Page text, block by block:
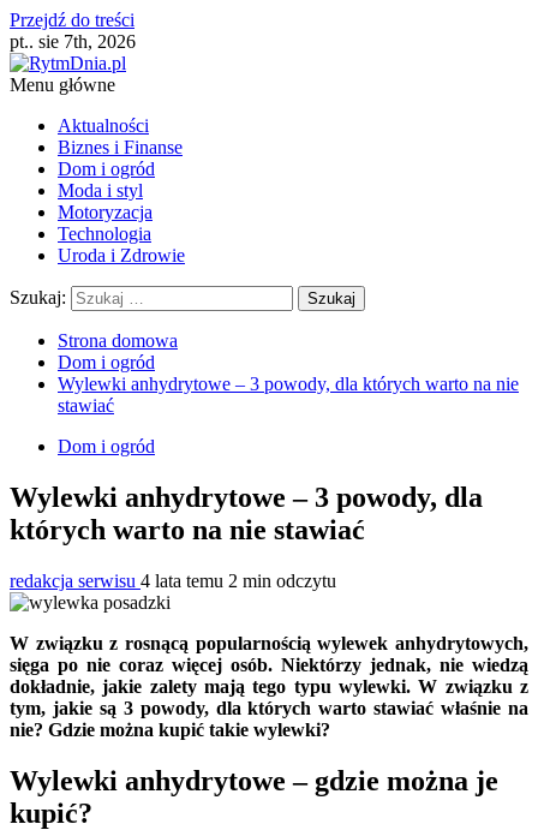
Przejdź do treści
pt.. sie 7th, 2026
Menu główne
Aktualności
Biznes i Finanse
Dom i ogród
Moda i styl
Motoryzacja
Technologia
Uroda i Zdrowie
Szukaj:
Strona domowa
Dom i ogród
Wylewki anhydrytowe – 3 powody, dla których warto na nie
stawiać
Dom i ogród
Wylewki anhydrytowe – 3 powody, dla
których warto na nie stawiać
redakcja serwisu 4 lata temu 2 min odczytu
W związku z rosnącą popularnością wylewek anhydrytowych,
sięga po nie coraz więcej osób. Niektórzy jednak, nie wiedzą
dokładnie, jakie zalety mają tego typu wylewki. W związku z
tym, jakie są 3 powody, dla których warto stawiać właśnie na
nie? Gdzie można kupić takie wylewki?
Wylewki anhydrytowe – gdzie można je
kupić?